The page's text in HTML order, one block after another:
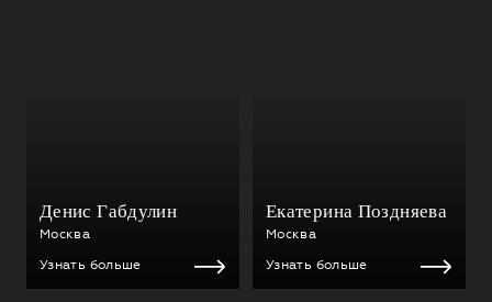
Денис Габдулин
Москва
Узнать больше
Екатерина Поздняева
Москва
Узнать больше